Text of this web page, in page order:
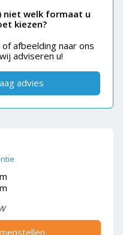
niet welk formaat u
kiezen?
afbeelding naar ons
adviseren u!
advies